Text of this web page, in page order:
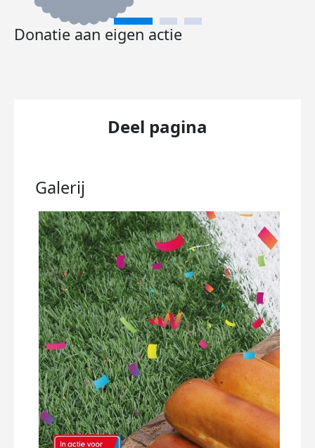
Donatie aan eigen actie
Deel pagina
Galerij